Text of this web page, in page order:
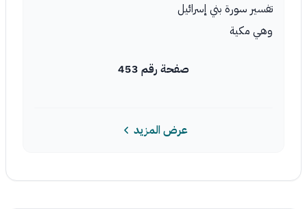
تفسير سورة بني إسرائيل
وهي مكية
صفحة رقم 453
عرض المزيد